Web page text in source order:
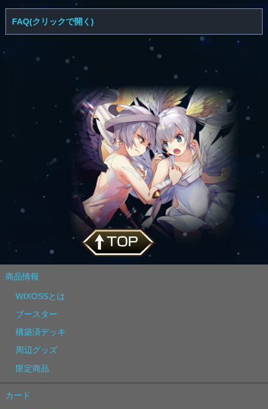
FAQ(クリックで開く)
商品情報
WIXOSSとは
ブースター
構築済デッキ
周辺グッズ
限定商品
カード